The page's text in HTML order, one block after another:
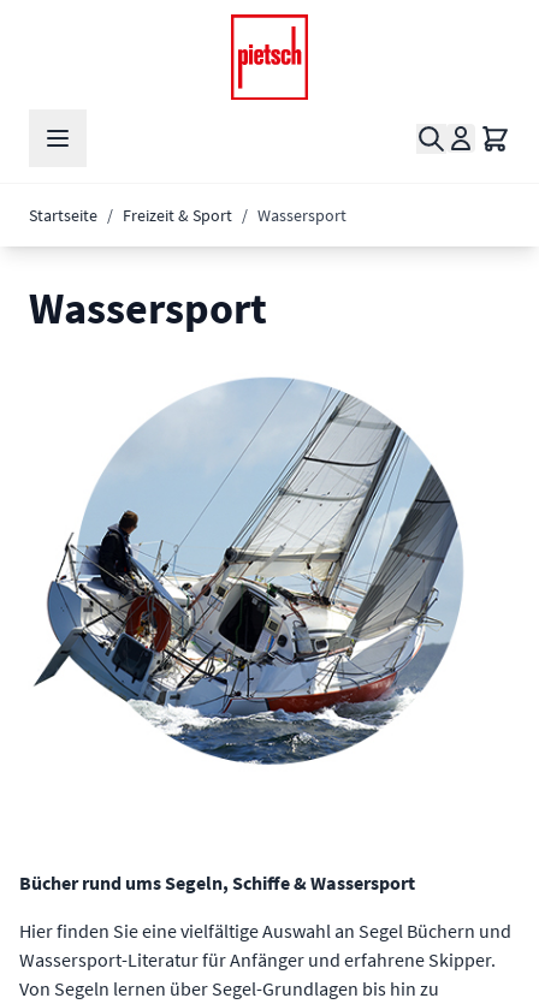
Suche
Startseite / Freizeit & Sport / Wassersport
Wassersport
Bücher rund ums Segeln, Schiffe & Wassersport
Hier finden Sie eine vielfältige Auswahl an Segel Büchern und
Wassersport-Literatur für Anfänger und erfahrene Skipper.
Von Segeln lernen über Segel-Grundlagen bis hin zu